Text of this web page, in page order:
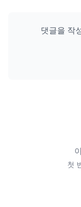
댓글을 작
첫